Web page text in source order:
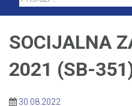
SOCIJALNA
2021 (SB-
30.08.2022